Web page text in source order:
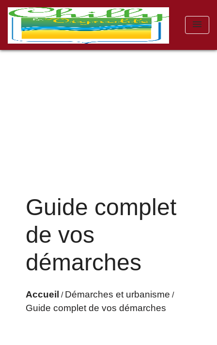
menu
Guide complet
de vos
démarches
Accueil / Démarches et urbanisme /
Guide complet de vos démarches